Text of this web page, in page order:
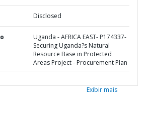
Disclosed
Uganda - AFRICA EAST- P174337-
Securing Uganda?s Natural
Resource Base in Protected
Areas Project - Procurement Plan
Exibir mais